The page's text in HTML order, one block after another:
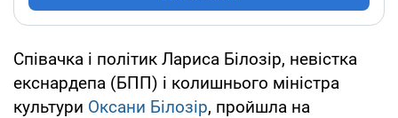
Співачка і політик Лариса Білозір, невістка
екснардепа (БПП) і колишнього міністра
культури Оксани Білозір, пройшла на